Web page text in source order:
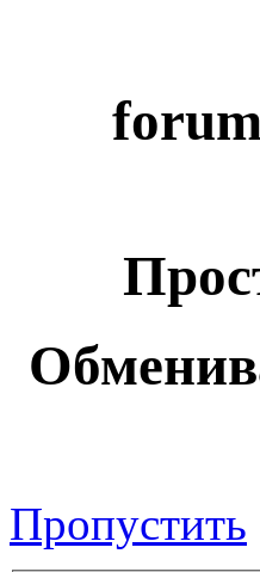
Пропустить